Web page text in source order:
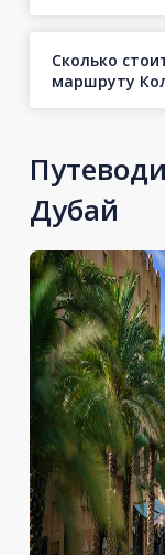
Сколько
маршруту
Дубай